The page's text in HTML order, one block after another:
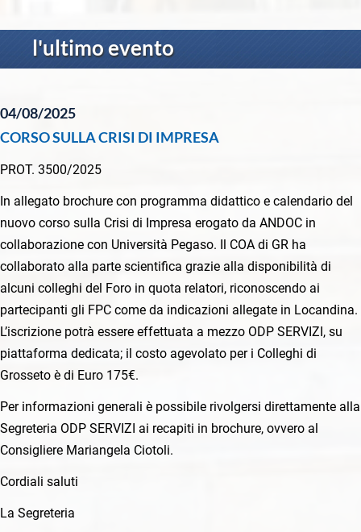
l'ultimo evento
04/08/2025
CORSO SULLA CRISI DI IMPRESA
PROT. 3500/2025
In allegato brochure con programma didattico e calendario del
nuovo corso sulla Crisi di Impresa erogato da ANDOC in
collaborazione con Università Pegaso. Il COA di GR ha
collaborato alla parte scientifica grazie alla disponibilità di
alcuni colleghi del Foro in quota relatori, riconoscendo ai
partecipanti gli FPC come da indicazioni allegate in Locandina.
L’iscrizione potrà essere effettuata a mezzo ODP SERVIZI, su
piattaforma dedicata; il costo agevolato per i Colleghi di
Grosseto è di Euro 175€.
Per informazioni generali è possibile rivolgersi direttamente alla
Segreteria ODP SERVIZI ai recapiti in brochure, ovvero al
Consigliere Mariangela Ciotoli.
Cordiali saluti
La Segreteria